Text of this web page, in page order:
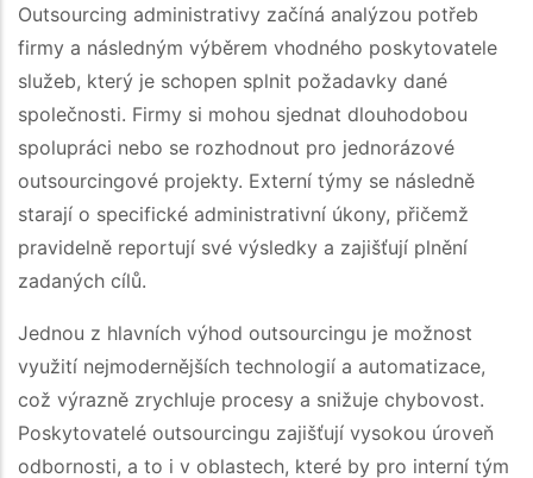
Outsourcing administrativy začíná analýzou potřeb
firmy a následným výběrem vhodného poskytovatele
služeb, který je schopen splnit požadavky dané
společnosti. Firmy si mohou sjednat dlouhodobou
spolupráci nebo se rozhodnout pro jednorázové
outsourcingové projekty. Externí týmy se následně
starají o specifické administrativní úkony, přičemž
pravidelně reportují své výsledky a zajišťují plnění
zadaných cílů.
Jednou z hlavních výhod outsourcingu je možnost
využití nejmodernějších technologií a automatizace,
což výrazně zrychluje procesy a snižuje chybovost.
Poskytovatelé outsourcingu zajišťují vysokou úroveň
odbornosti, a to i v oblastech, které by pro interní tým